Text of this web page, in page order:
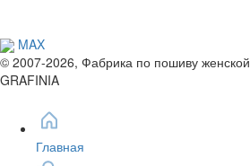
MAX
© 2007-2026, Фабрика по пошиву
GRAFINIA
Главная